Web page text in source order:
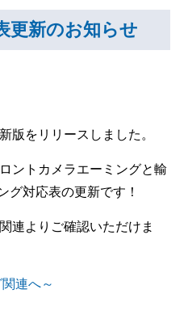
更新のお知らせ
版をリリースしました。
ントカメラエーミングと輸
グ対応表の更新です！
連よりご確認いただけま
連へ～